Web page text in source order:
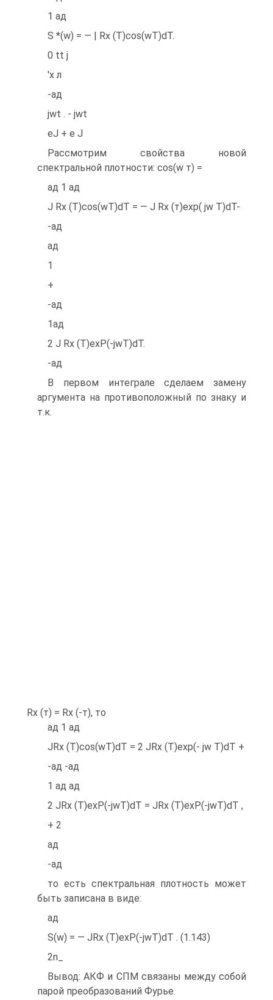
1 ад
S *(w) = — | Rx (T)cos(wT)dT.
0 tt j
'x л
-ад
jwt . - jwt
eJ + e J
Рассмотрим свойства новой
спектральной плотности: cos(w т) =
ад 1 ад
J Rx (T)cos(wT)dT = — J Rx (т)ехр( jw T)dT-
-ад
ад
1
+
-ад
1ад
2 J Rx (T)exP(-jwT)dT.
-ад
В первом интеграле сделаем замену
аргумента на противоположный по знаку и
т.к.
Rx (т) = Rx (-т), то
ад 1 ад
JRx (T)cos(wT)dT = 2 JRx (T)exp(- jw T)dT +
-ад -ад
1 ад ад
2 JRx (T)exP(-jwT)dT = JRx (T)exP(-jwT)dT ,
+ 2
ад
-ад
то есть спектральная плотность может
быть записана в виде:
ад
S(w) = — JRx (T)exP(-jwT)dT . (1.143)
2n_
Вывод: АКФ и СПМ связаны между собой
парой преобразований Фурье.